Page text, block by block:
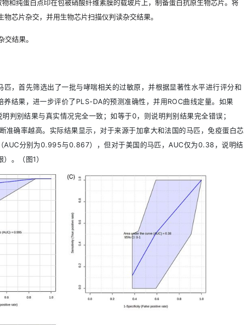
物和纯蛋白点印在包被硝酸纤维素膜的载玻片上，制备蛋白抗原生物芯片。将
芯片杂交，并用生物芯片扫描仪判读杂交结果。
结果。
，首先筛选出了一批与哮喘相关的过敏原，并根据显著性水平进行评分和
结果，进一步评价了PLS-DA的预测准确性，并用ROC曲线定量。 如果
判别结果与真实情况完全一致；如等于0，则说明判别结果完全错误；
准确率越高。 实际结果显示，对于来源于加拿大和法国的马匹，免疫蛋白芯
AUC分别为0.995与0.867），但对于美国的马匹，AUC仅为0.38，说明结
。
（图1）